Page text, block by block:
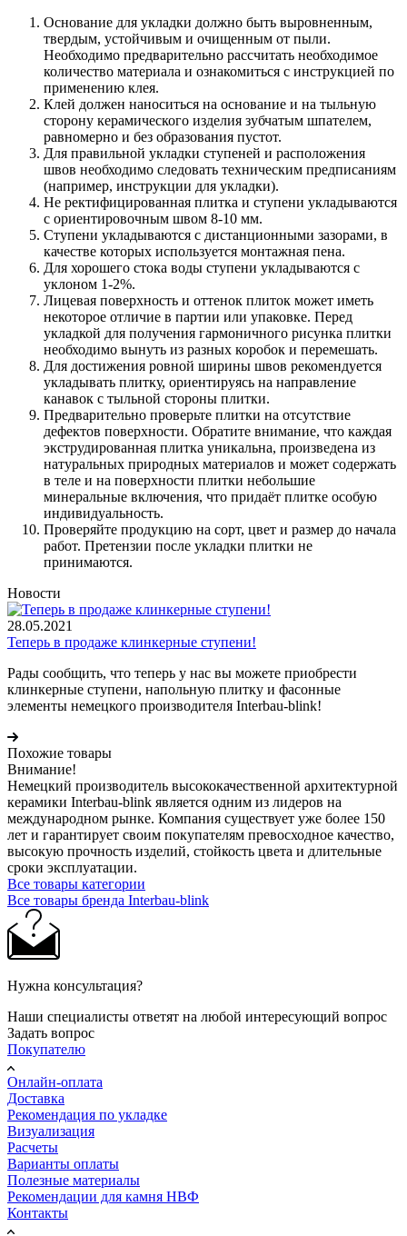
Основание для укладки должно быть выровненным,
твердым, устойчивым и очищенным от пыли.
Необходимо предварительно рассчитать необходимое
количество материала и ознакомиться с инструкцией по
применению клея.
Клей должен наноситься на основание и на тыльную
сторону керамического изделия зубчатым шпателем,
равномерно и без образования пустот.
Для правильной укладки ступеней и расположения
швов необходимо следовать техническим предписаниям
(например, инструкции для укладки).
Не ректифицированная плитка и ступени укладываются
с ориентировочным швом 8-10 мм.
Ступени укладываются с дистанционными зазорами, в
качестве которых используется монтажная пена.
Для хорошего стока воды ступени укладываются с
уклоном 1-2%.
Лицевая поверхность и оттенок плиток может иметь
некоторое отличие в партии или упаковке. Перед
укладкой для получения гармоничного рисунка плитки
необходимо вынуть из разных коробок и перемешать.
Для достижения ровной ширины швов рекомендуется
укладывать плитку, ориентируясь на направление
канавок с тыльной стороны плитки.
Предварительно проверьте плитки на отсутствие
дефектов поверхности. Обратите внимание, что каждая
экструдированная плитка уникальна, произведена из
натуральных природных материалов и может содержать
в теле и на поверхности плитки небольшие
минеральные включения, что придаёт плитке особую
индивидуальность.
Проверяйте продукцию на сорт, цвет и размер до начала
работ. Претензии после укладки плитки не
принимаются.
Новости
28.05.2021
Теперь в продаже клинкерные ступени!
Рады сообщить, что теперь у нас вы можете приобрести
клинкерные ступени, напольную плитку и фасонные
элементы немецкого производителя Interbau-blink!
Похожие товары
Внимание!
Немецкий производитель высококачественной архитектурной
керамики Interbau-blink является одним из лидеров на
международном рынке. Компания существует уже более 150
лет и гарантирует своим покупателям превосходное качество,
высокую прочность изделий, стойкость цвета и длительные
сроки эксплуатации.
Все товары категории
Все товары бренда Interbau-blink
Нужна консультация?
Наши специалисты ответят на любой интересующий вопрос
Задать вопрос
Покупателю
Онлайн-оплата
Доставка
Рекомендация по укладке
Визуализация
Расчеты
Варианты оплаты
Полезные материалы
Рекомендации для камня НВФ
Контакты